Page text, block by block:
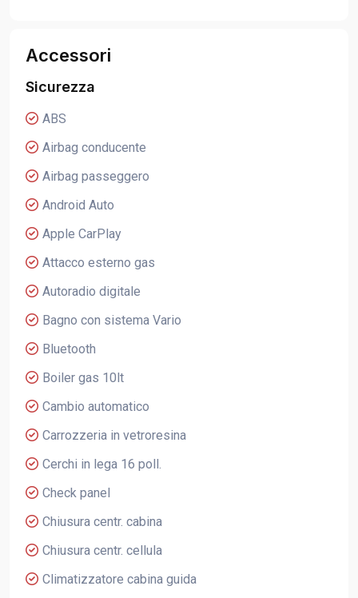
Accessori
Sicurezza
ABS
Airbag conducente
Airbag passeggero
Android Auto
Apple CarPlay
Attacco esterno gas
Autoradio digitale
Bagno con sistema Vario
Bluetooth
Boiler gas 10lt
Cambio automatico
Carrozzeria in vetroresina
Cerchi in lega 16 poll.
Check panel
Chiusura centr. cabina
Chiusura centr. cellula
Climatizzatore cabina guida